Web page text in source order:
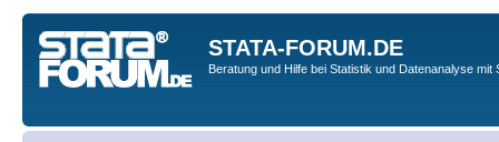
STATA-FORUM.DE
Beratung und Hilfe bei Statistik und Datenanalyse mit